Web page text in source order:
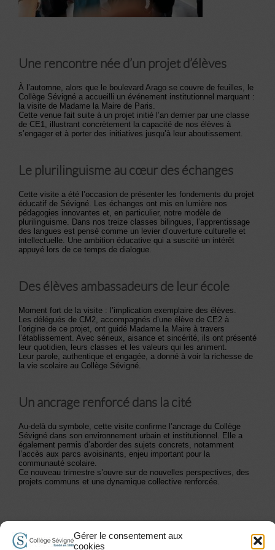
Gérer le consentement aux
cookies
Une rencontre née d’un projet d’élèves
À l’automne, alors que le boulevard Arago se couvre de feuilles, le
Collège Sévigné a accueilli un événement institutionnel marquant :
la visite de Madame la Maire de Paris.
Cette venue fait suite à un projet initié l’an dernier par une classe
de CE1, illustrant concrètement la capacité de nos élèves à
s’engager et à porter des initiatives jusqu’à leur aboutissement.
Le plurilinguisme au cœur des échanges
Cette visite a été l’occasion de présenter les fondements du projet
éducatif de Sévigné. Les échanges ont mis en lumière nos
pédagogies innovantes et, en particulier, notre modèle de
plurilinguisme. Dans nos treize classes bilingues, l’apprentissage
des langues est pensé comme un levier d’ouverture culturelle et
intellectuelle. Une ambition éducative qui a suscité un intérêt
appuyé lors de ce temps de dialogue.
Des élèves ambassadeurs de leur école
Moment fort de la visite : l’implication exemplaire des élèves.
Les délégués de CM2, accompagnés d’une élève de CE2 à
l’origine de ce projet, ont guidé Madame la Maire à travers
l’établissement. Avec sérieux, aisance et sincérité, ils ont présenté
leur quotidien, leurs classes et les valeurs qui les animent.
Leur parole, authentique et engagée, a donné à voir la richesse de
la vie scolaire au Collège Sévigné.
Un ancrage renforcé dans la cité
Au-delà du symbole, cette visite confirme l’ancrage du Collège
Sévigné dans son environnement urbain et institutionnel. Elle a
également permis d’aborder des sujets concrets, notamment
l’accès aux parcs avoisinants, enjeu important pour la
communauté scolaire.
Ce nouveau trimestre s’ouvre sur de nouvelles perspectives, des
projets communs et une dynamique collective renforcée.